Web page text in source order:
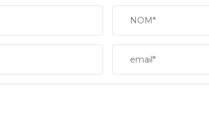
COMMERCES
NOM*
email*